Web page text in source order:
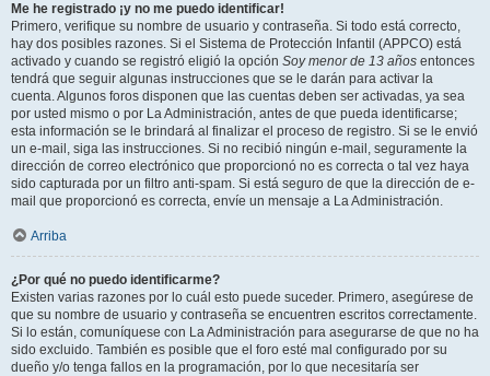
Me he registrado ¡y no me puedo identificar!
Primero, verifique su nombre de usuario y contraseña. Si todo está correcto,
hay dos posibles razones. Si el Sistema de Protección Infantil (APPCO) está
activado y cuando se registró eligió la opción Soy menor de 13 años entonces
tendrá que seguir algunas instrucciones que se le darán para activar la
cuenta. Algunos foros disponen que las cuentas deben ser activadas, ya sea
por usted mismo o por La Administración, antes de que pueda identificarse;
esta información se le brindará al finalizar el proceso de registro. Si se le envió
un e-mail, siga las instrucciones. Si no recibió ningún e-mail, seguramente la
dirección de correo electrónico que proporcionó no es correcta o tal vez haya
sido capturada por un filtro anti-spam. Si está seguro de que la dirección de e-
mail que proporcionó es correcta, envíe un mensaje a La Administración.
Arriba
¿Por qué no puedo identificarme?
Existen varias razones por lo cuál esto puede suceder. Primero, asegúrese de
que su nombre de usuario y contraseña se encuentren escritos correctamente.
Si lo están, comuníquese con La Administración para asegurarse de que no ha
sido excluido. También es posible que el foro esté mal configurado por su
dueño y/o tenga fallos en la programación, por lo que necesitaría ser